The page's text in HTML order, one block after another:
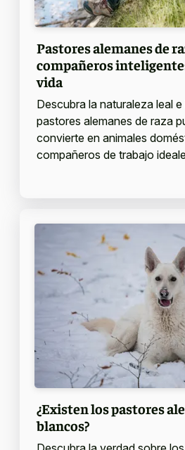
Pastores alemanes de
compañeros
vida
Descubra la naturaleza leal
pastores alemanes de raza
convierte en animales
compañeros de trabajo
¿Existen los pastores
blancos?